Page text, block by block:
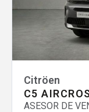
Citröen
C5
ASESOR DE